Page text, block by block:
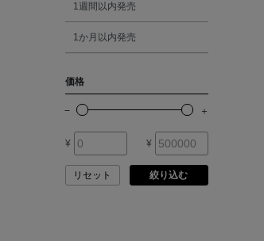
FIRENZE
シルバー
1週間以内発売
1か月以内発売
価格
¥ ¥
リセット 絞り込む